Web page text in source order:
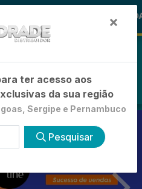
-
×
ter acesso aos
da sua região
Sergipe e Pernambuco
Pesquisar